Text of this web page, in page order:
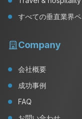
すべての垂直業界
Company
会社概要
成功事例
FAQ